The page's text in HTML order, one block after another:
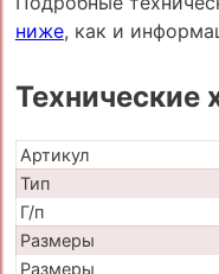
ниже, как и
Технические
Артикул
Тип
Г/п
Размеры
Размеры